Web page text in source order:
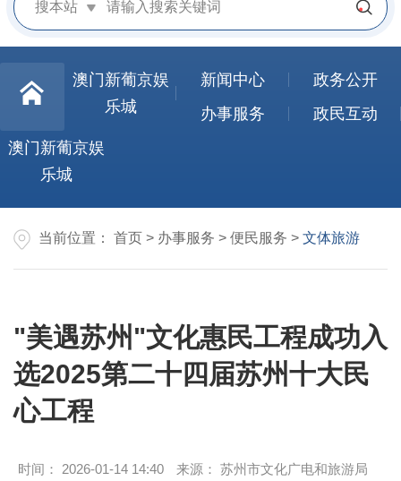
搜本站
澳门新葡京娱
乐城
新闻中心
政务公开
办事服务
政民互动
澳门新葡京娱
乐城
当前位置： 首页 > 办事服务 > 便民服务 > 文体旅游
"美遇苏州"文化惠民工程成功入
选2025第二十四届苏州十大民
心工程
时间： 2026-01-14 14:40 来源： 苏州市文化广电和旅游局